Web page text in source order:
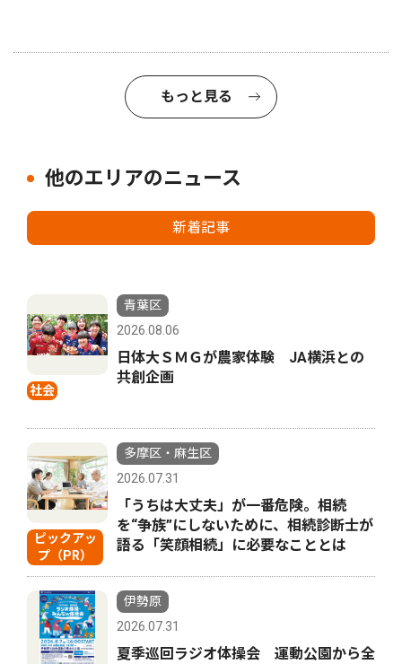
もっと見る
他のエリアのニュース
新着記事
社会
青葉区
2026.08.06
日体大ＳＭＧが農家体験 JA横浜との
共創企画
ピックアッ
プ（PR）
多摩区・麻生区
2026.07.31
「うちは大丈夫」が一番危険。相続
を“争族”にしないために、相続診断士が
語る「笑顔相続」に必要なこととは
伊勢原
2026.07.31
夏季巡回ラジオ体操会 運動公園から全